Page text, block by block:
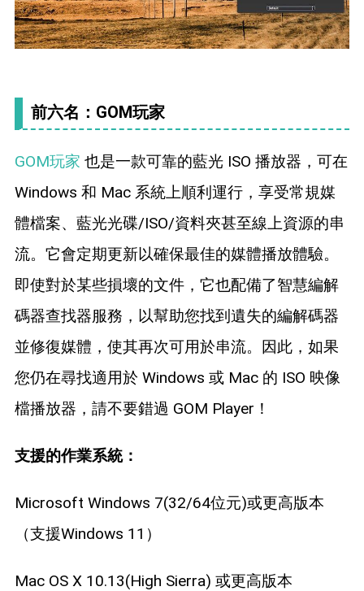
前六名：GOM玩家
GOM玩家 也是一款可靠的藍光 ISO 播放器，可在
Windows 和 Mac 系統上順利運行，享受常規媒
體檔案、藍光光碟/ISO/資料夾甚至線上資源的串
流。它會定期更新以確保最佳的媒體播放體驗。
即使對於某些損壞的文件，它也配備了智慧編解
碼器查找器服務，以幫助您找到遺失的編解碼器
並修復媒體，使其再次可用於串流。因此，如果
您仍在尋找適用於 Windows 或 Mac 的 ISO 映像
檔播放器，請不要錯過 GOM Player！
支援的作業系統：
Microsoft Windows 7(32/64位元)或更高版本
（支援Windows 11）
Mac OS X 10.13(High Sierra) 或更高版本